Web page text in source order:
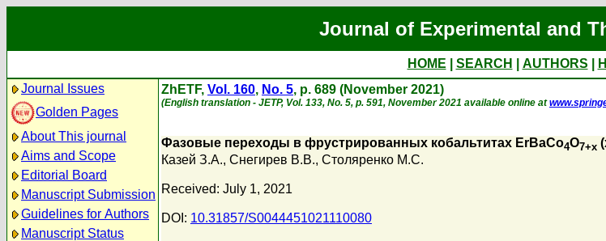
Journal of Experimental and
HOME SEARCH AUTHORS
Journal Issues
Golden Pages
About This journal
Aims and Scope
Editorial Board
Manuscript Submission
Guidelines for Authors
Manuscript Status
ZhETF, Vol. 160, No. 5, p. 689 (November 2021)
(English translation - JETP, Vol. 133, No. 5, p. 591, November 2021 available online at
Фазовые переходы в фрустрированных кобальтитах ErBaCo4O7+x
Казей З.А., Снегирев В.В., Столяренко М.С.
Received: July 1, 2021
DOI: 10.31857/S0044451021110080